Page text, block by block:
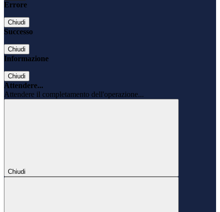
Errore
Chiudi
Successo
Chiudi
Informazione
Chiudi
Attendere...
Attendere il completamento dell'operazione...
Chiudi